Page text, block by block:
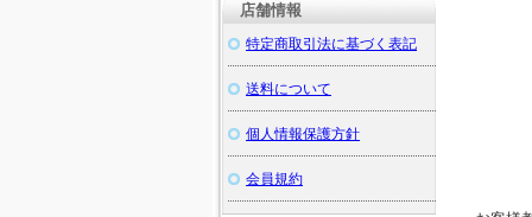
店舗情報
特定商取引法に基づく表記
送料について
個人情報保護方針
会員規約